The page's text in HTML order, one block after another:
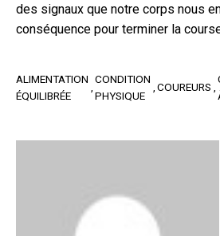
des signaux que notre corps nous
conséquence pour terminer la
ALIMENTATION
ÉQUILIBRÉE
CONDITION
PHYSIQUE
COUREURS